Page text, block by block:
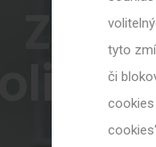
tyto
či
cookies